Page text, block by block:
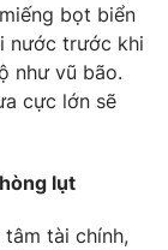
có sự chấp
phát hành lại
bọt biển
nước trước khi
như vũ bão.
cực lớn sẽ
lụt
tài chính,